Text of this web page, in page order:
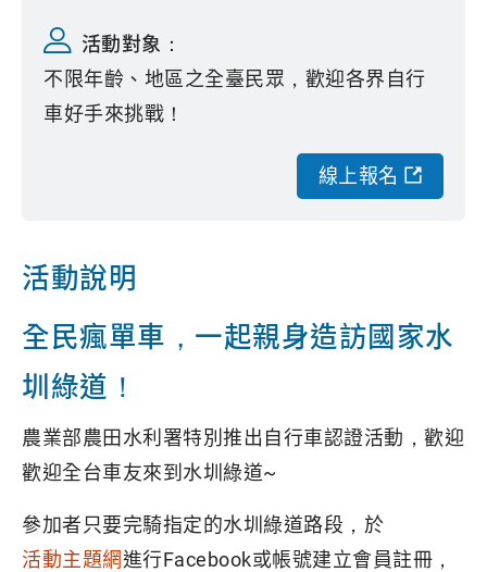
活動對象：
不限年齡、地區之全臺民眾，歡迎各界自行
車好手來挑戰！
線上報名
活動說明
全民瘋單車，一起親身造訪國家水
圳綠道！
農業部農田水利署特別推出自行車認證活動，歡迎
歡迎全台車友來到水圳綠道~
參加者只要完騎指定的水圳綠道路段，於
活動主題網進行Facebook或帳號建立會員註冊，